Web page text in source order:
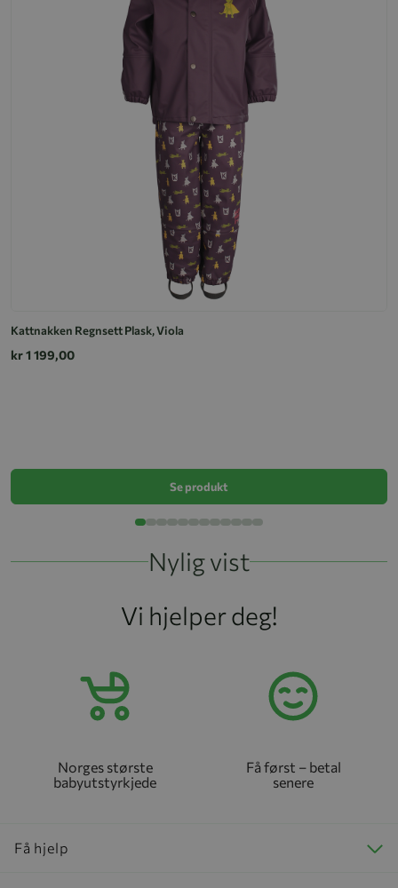
Kattnakken Regnsett Plask, Viola
kr 1 199,00
Se produkt
Nylig vist
Vi hjelper deg!
Norges største
babyutstyrkjede
Få først – betal
senere
Få hjelp